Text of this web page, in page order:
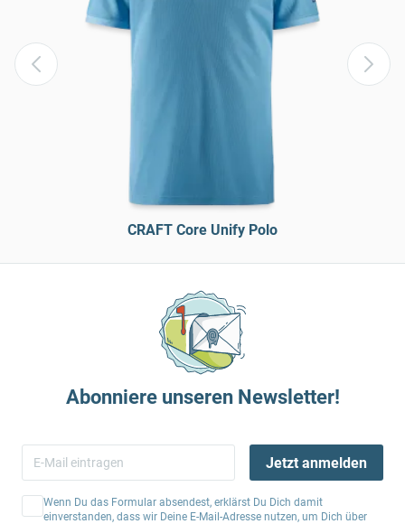
CRAFT Core Unify Polo
Abonniere unseren Newsletter!
Jetzt anmelden
Wenn Du das Formular absendest, erklärst Du Dich damit
einverstanden, dass wir Deine E-Mail-Adresse nutzen, um Dich über